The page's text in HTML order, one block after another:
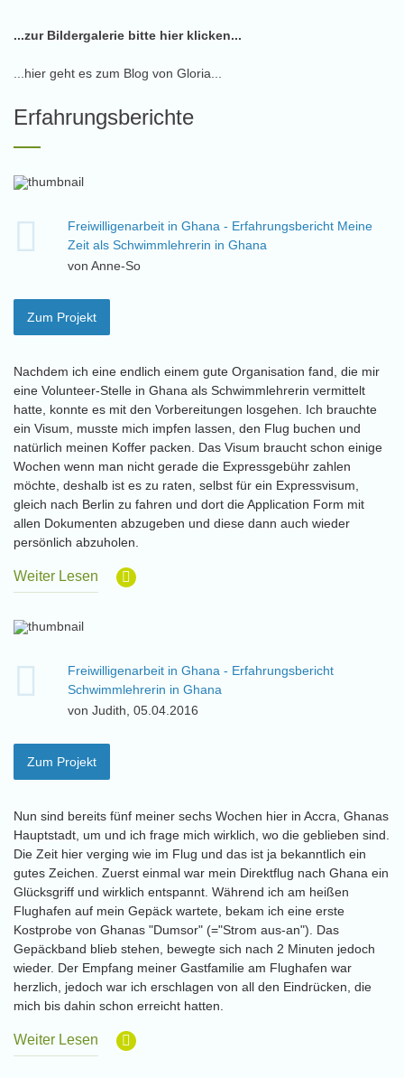
...zur Bildergalerie bitte hier klicken...
...hier geht es zum Blog von Gloria...
Erfahrungsberichte
Freiwilligenarbeit in Ghana - Erfahrungsbericht Meine
Zeit als Schwimmlehrerin in Ghana
von Anne-So
Zum Projekt
Nachdem ich eine endlich einem gute Organisation fand, die mir
eine Volunteer-Stelle in Ghana als Schwimmlehrerin vermittelt
hatte, konnte es mit den Vorbereitungen losgehen. Ich brauchte
ein Visum, musste mich impfen lassen, den Flug buchen und
natürlich meinen Koffer packen. Das Visum braucht schon einige
Wochen wenn man nicht gerade die Expressgebühr zahlen
möchte, deshalb ist es zu raten, selbst für ein Expressvisum,
gleich nach Berlin zu fahren und dort die Application Form mit
allen Dokumenten abzugeben und diese dann auch wieder
persönlich abzuholen.
Weiter Lesen
Freiwilligenarbeit in Ghana - Erfahrungsbericht
Schwimmlehrerin in Ghana
von Judith, 05.04.2016
Zum Projekt
Nun sind bereits fünf meiner sechs Wochen hier in Accra, Ghanas
Hauptstadt, um und ich frage mich wirklich, wo die geblieben sind.
Die Zeit hier verging wie im Flug und das ist ja bekanntlich ein
gutes Zeichen. Zuerst einmal war mein Direktflug nach Ghana ein
Glücksgriff und wirklich entspannt. Während ich am heißen
Flughafen auf mein Gepäck wartete, bekam ich eine erste
Kostprobe von Ghanas "Dumsor" (="Strom aus-an"). Das
Gepäckband blieb stehen, bewegte sich nach 2 Minuten jedoch
wieder. Der Empfang meiner Gastfamilie am Flughafen war
herzlich, jedoch war ich erschlagen von all den Eindrücken, die
mich bis dahin schon erreicht hatten.
Weiter Lesen